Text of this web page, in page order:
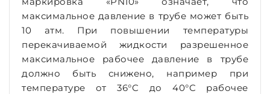
максимальное давление в трубе может быть
10 атм. При повышении температуры
перекачиваемой жидкости разрешенное
максимальное рабочее давление в трубе
должно быть снижено, например при
температуре от 36°C до 40°C рабочее